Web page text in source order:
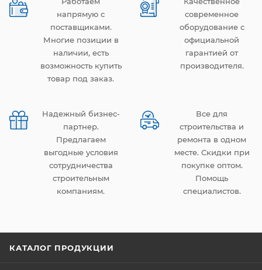
напрямую с
поставщиками.
Многие позиции в
наличии, есть
возможность купить
товар под заказ.
современное
оборудование с
официальной
гарантией от
производителя.
Надежный бизнес-
партнер.
Предлагаем
выгодные условия
сотрудничества
строительным
компаниям.
Все для
строительства и
ремонта в одном
месте. Скидки при
покупке оптом.
Помощь
специалистов.
КАТАЛОГ ПРОДУКЦИИ